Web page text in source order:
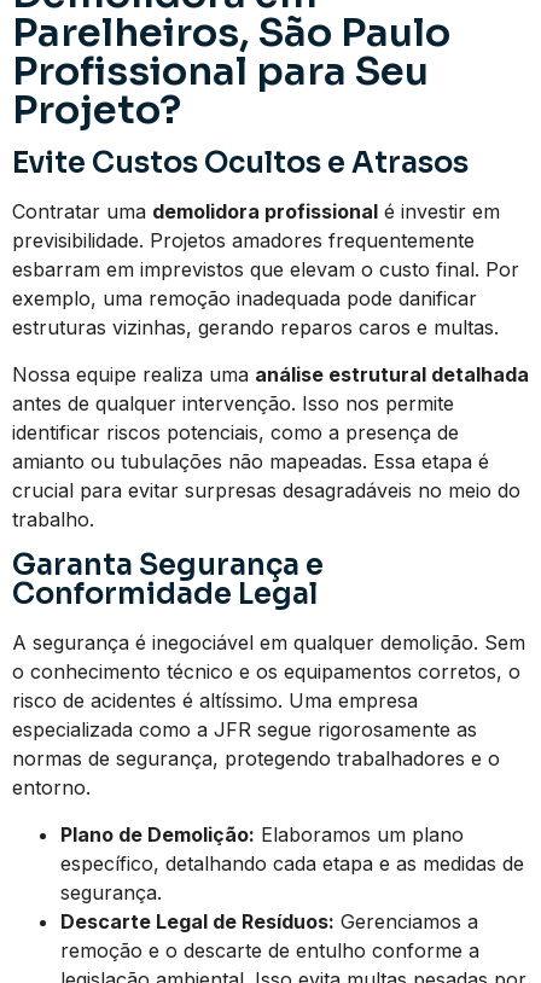
Parelheiros, São Paulo
Profissional para Seu
Projeto?
Evite Custos Ocultos e Atrasos
Contratar uma demolidora profissional é investir em
previsibilidade. Projetos amadores frequentemente
esbarram em imprevistos que elevam o custo final. Por
exemplo, uma remoção inadequada pode danificar
estruturas vizinhas, gerando reparos caros e multas.
Nossa equipe realiza uma análise estrutural detalhada
antes de qualquer intervenção. Isso nos permite
identificar riscos potenciais, como a presença de
amianto ou tubulações não mapeadas. Essa etapa é
crucial para evitar surpresas desagradáveis no meio do
trabalho.
Garanta Segurança e
Conformidade Legal
A segurança é inegociável em qualquer demolição. Sem
o conhecimento técnico e os equipamentos corretos, o
risco de acidentes é altíssimo. Uma empresa
especializada como a JFR segue rigorosamente as
normas de segurança, protegendo trabalhadores e o
entorno.
Plano de Demolição: Elaboramos um plano
específico, detalhando cada etapa e as medidas de
segurança.
Descarte Legal de Resíduos: Gerenciamos a
remoção e o descarte de entulho conforme a